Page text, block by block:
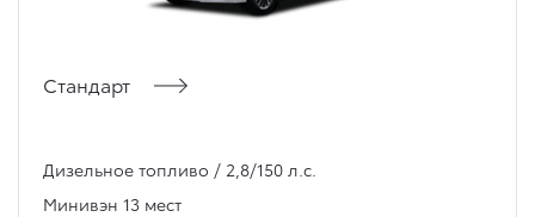
Стандарт
Дизельное топливо / 2,8/150 л.с.
Минивэн 13 мест